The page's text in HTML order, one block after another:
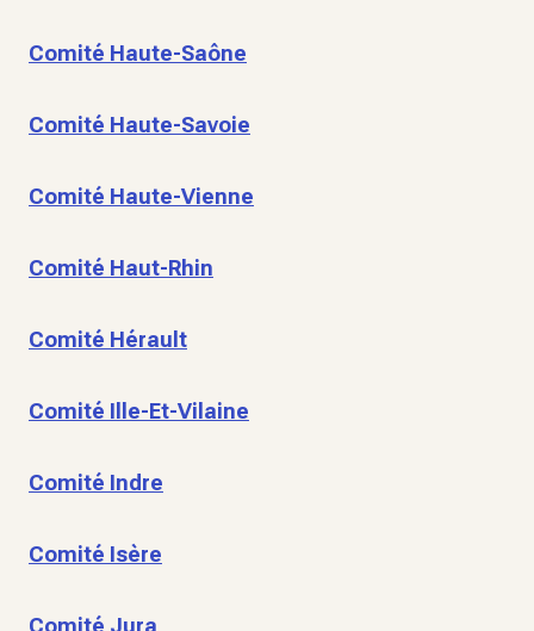
Comité Haute-Saône
Comité Haute-Savoie
Comité Haute-Vienne
Comité Haut-Rhin
Comité Hérault
Comité Ille-Et-Vilaine
Comité Indre
Comité Isère
Comité Jura